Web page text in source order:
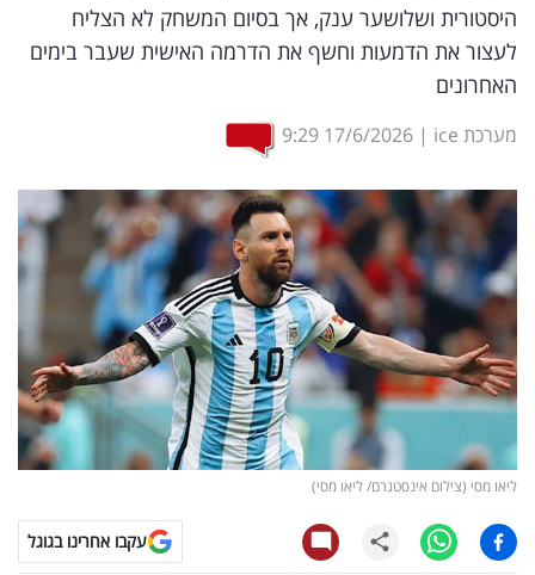
שיווק
ופרסום
משפט
מדדים
ומחקרים
דעות
רכילות
עסקית
ויראלי
טלוויזיה
היסטורית ושלושער ענק, אך בסיום המשחק לא הצליח
לעצור את הדמעות וחשף את הדרמה האישית שעבר בימים
האחרונים
מערכת ice |
17/6/2026
9:29
ליאו מסי (צילום אינסטגרם/ ליאו מסי)
עקבו אחרינו בגוגל